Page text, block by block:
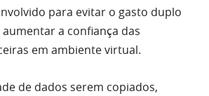
para evitar o gasto duplo
a confiança das
em ambiente virtual.
de dados serem copiados,